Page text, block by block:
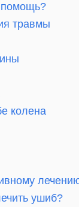
помощь?
травмы
колена
ушиб?